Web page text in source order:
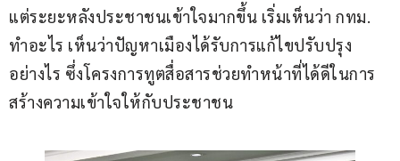
แต่ระยะหลังประชาชนเข้าใจมากขึ้น เริ่มเห็นว่า กทม.
ทำอะไร เห็นว่าปัญหาเมืองได้รับการแก้ไขปรับปรุง
อย่างไร ซึ่งโครงการทูตสื่อสารช่วยทำหน้าที่ได้ดีในการ
สร้างความเข้าใจให้กับประชาชน